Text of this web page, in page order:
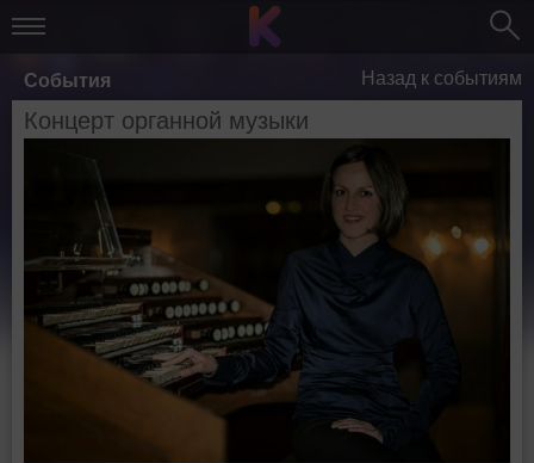
События Назад к событиям
Концерт органной музыки